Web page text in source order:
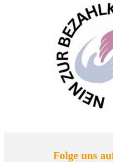
Folge uns